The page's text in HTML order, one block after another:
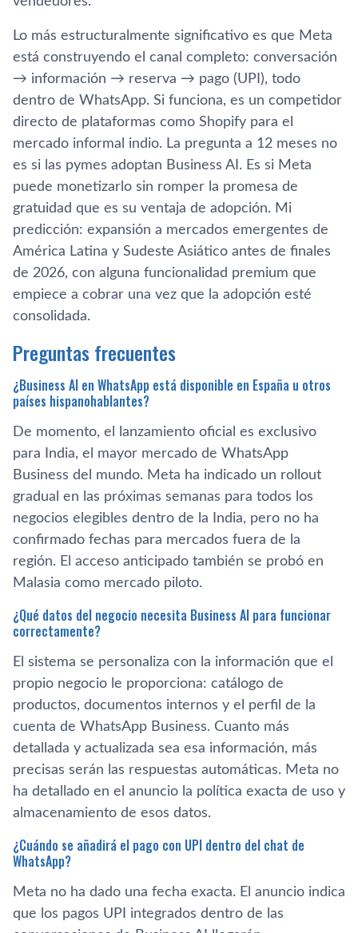
Lo más estructuralmente significativo es que Meta
está construyendo el canal completo: conversación
→ información → reserva → pago (UPI), todo
dentro de WhatsApp. Si funciona, es un competidor
directo de plataformas como Shopify para el
mercado informal indio. La pregunta a 12 meses no
es si las pymes adoptan Business AI. Es si Meta
puede monetizarlo sin romper la promesa de
gratuidad que es su ventaja de adopción. Mi
predicción: expansión a mercados emergentes de
América Latina y Sudeste Asiático antes de finales
de 2026, con alguna funcionalidad premium que
empiece a cobrar una vez que la adopción esté
consolidada.
Preguntas frecuentes
¿Business AI en WhatsApp está disponible en España u otros
países hispanohablantes?
De momento, el lanzamiento oficial es exclusivo
para India, el mayor mercado de WhatsApp
Business del mundo. Meta ha indicado un rollout
gradual en las próximas semanas para todos los
negocios elegibles dentro de la India, pero no ha
confirmado fechas para mercados fuera de la
región. El acceso anticipado también se probó en
Malasia como mercado piloto.
¿Qué datos del negocio necesita Business AI para funcionar
correctamente?
El sistema se personaliza con la información que el
propio negocio le proporciona: catálogo de
productos, documentos internos y el perfil de la
cuenta de WhatsApp Business. Cuanto más
detallada y actualizada sea esa información, más
precisas serán las respuestas automáticas. Meta no
ha detallado en el anuncio la política exacta de uso y
almacenamiento de esos datos.
¿Cuándo se añadirá el pago con UPI dentro del chat de
WhatsApp?
Meta no ha dado una fecha exacta. El anuncio indica
que los pagos UPI integrados dentro de las